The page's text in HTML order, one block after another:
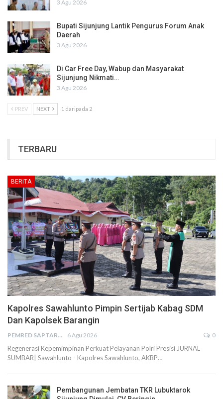
3 Agu 2026
Bupati Sijunjung Lantik Pengurus Forum Anak
Daerah
3 Agu 2026
Di Car Free Day, Wabup dan Masyarakat
Sijunjung Nikmati…
3 Agu 2026
PREV NEXT 1 daripada 2
TERBARU
BERITA
Kapolres Sawahlunto Pimpin Sertijab Kabag SDM
Dan Kapolsek Barangin
PEMRED SAPTARIUS 6 Agu 2026 0
Regenerasi Kepemimpinan Perkuat Pelayanan Polri Presisi JURNAL
SUMBAR| Sawahlunto - Kapolres Sawahlunto, AKBP…
Pembangunan Jembatan TKR Lubuktarok